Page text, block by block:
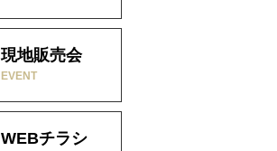
現地販売会
EVENT
WEBチラシ